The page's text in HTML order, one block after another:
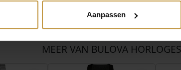
Aanpassen
MEER VAN BULOVA HORLOGES